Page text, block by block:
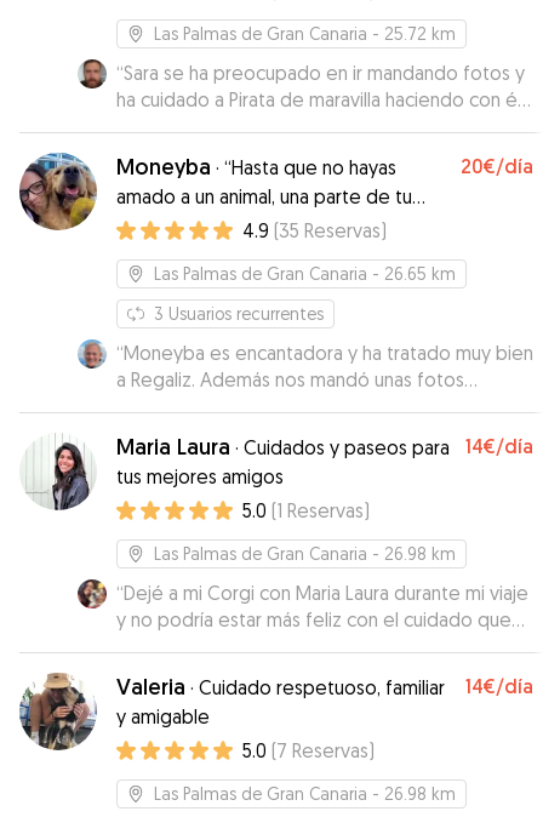
Las Palmas de Gran Canaria - 25.72 km
“Sara se ha preocupado en ir mandando fotos y
ha cuidado a Pirata de maravilla haciendo con él
planes divertidos.”
Moneyba · “Hasta que no hayas
amado a un animal, una parte de tu
alma permanecerá dormida”
20€/día
4.9 (35 Reservas)
Las Palmas de Gran Canaria - 26.65 km
3 Usuarios recurrentes
“Moneyba es encantadora y ha tratado muy bien
a Regaliz. Además nos mandó unas fotos
preciosas y nos mantuvo informados. Si
volvemos a Las Palmas repetiremos!
Maria Laura · Cuidados y paseos para
tus mejores amigos
14€/día
5.0 (1 Reservas)
Las Palmas de Gran Canaria - 26.98 km
“Dejé a mi Corgi con Maria Laura durante mi viaje
y no podría estar más feliz con el cuidado que
recibió! Fue atenta, cariñosa y me mantuvo
siempre al tanto con fotos y videos. Aldito la
paso genial y estaba super contento :)
Valeria · Cuidado respetuoso, familiar
y amigable
14€/día
5.0 (7 Reservas)
Las Palmas de Gran Canaria - 26.98 km